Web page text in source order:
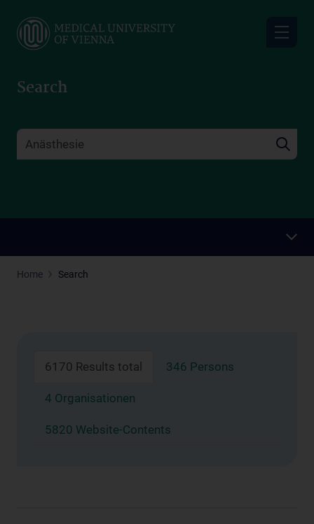
main
Search
Home Search
6170 Results total 346 Persons
4 Organisationen
5820 Website-Contents